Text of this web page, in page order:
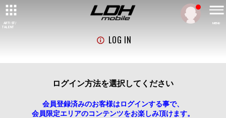
ARTIST/
TALENT
MENU
LOG IN
ログイン方法を選択してください
会員登録済みのお客様はログインする事で、
会員限定エリアのコンテンツをお楽しみ頂けます。